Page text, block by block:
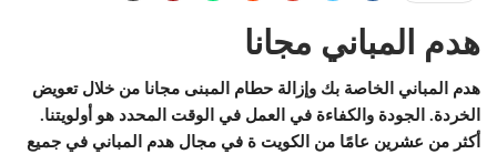
هدم المباني مجانا
هدم المباني الخاصة بك وإزالة حطام المبنى مجانا من خلال تعويض
الخردة. الجودة والكفاءة في العمل في الوقت المحدد هو أولويتنا.
أكثر من عشرين عامًا من الكويت ة في مجال هدم المباني في جميع